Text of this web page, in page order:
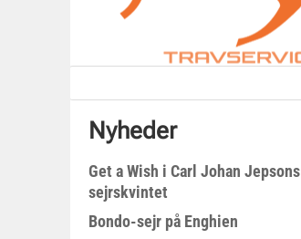
Nyheder
Get a Wish i Carl Johan Jepsons
sejrskvintet
Bondo-sejr på Enghien